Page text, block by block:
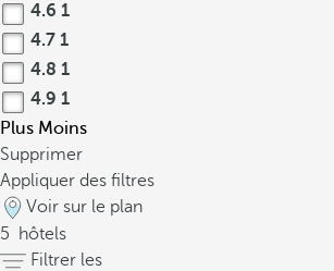
4.6 1
4.7 1
4.8 1
4.9 1
Plus Moins
Supprimer
Appliquer des filtres
Voir sur le plan
5
hôtels
Filtrer les